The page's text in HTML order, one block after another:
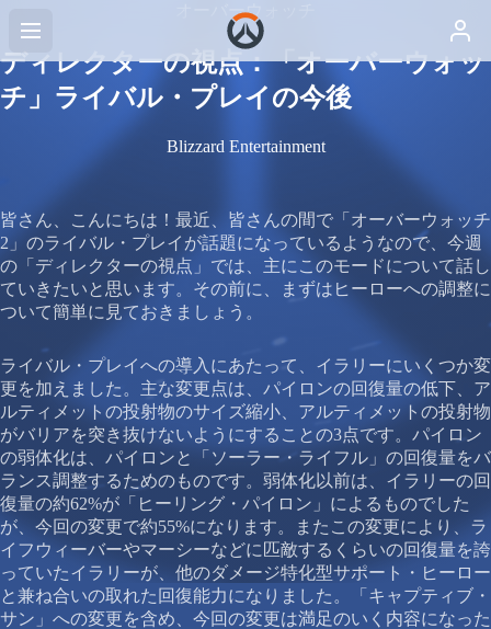
オーバーウォッチ
ディレクターの視点：「オーバーウォッ
チ」ライバル・プレイの今後
Blizzard Entertainment
皆さん、こんにちは！最近、皆さんの間で「オーバーウォッチ
2」のライバル・プレイが話題になっているようなので、今週
の「ディレクターの視点」では、主にこのモードについて話し
ていきたいと思います。その前に、まずはヒーローへの調整に
ついて簡単に見ておきましょう。
ライバル・プレイへの導入にあたって、イラリーにいくつか変
更を加えました。主な変更点は、パイロンの回復量の低下、ア
ルティメットの投射物のサイズ縮小、アルティメットの投射物
がバリアを突き抜けないようにすることの3点です。パイロン
の弱体化は、パイロンと「ソーラー・ライフル」の回復量をバ
ランス調整するためのものです。弱体化以前は、イラリーの回
復量の約62%が「ヒーリング・パイロン」によるものでした
が、今回の変更で約55%になります。またこの変更により、ラ
イフウィーバーやマーシーなどに匹敵するくらいの回復量を誇
っていたイラリーが、他のダメージ特化型サポート・ヒーロー
と兼ね合いの取れた回復能力になりました。「キャプティブ・
サン」への変更を含め、今回の変更は満足のいく内容になった